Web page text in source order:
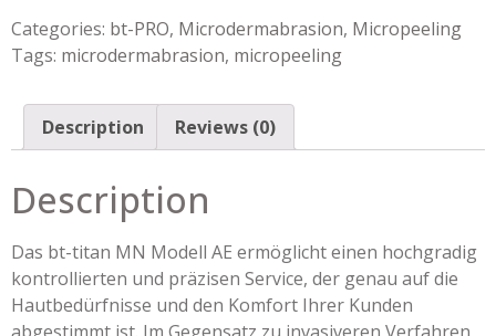
Categories: bt-PRO, Microdermabrasion, Micropeeling
Tags: microdermabrasion, micropeeling
Description Reviews (0)
Description
Das bt-titan MN Modell AE ermöglicht einen hochgradig
kontrollierten und präzisen Service, der genau auf die
Hautbedürfnisse und den Komfort Ihrer Kunden